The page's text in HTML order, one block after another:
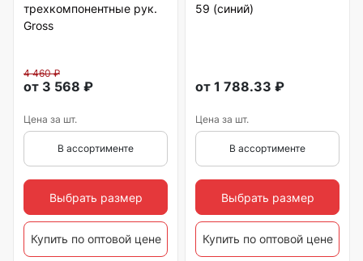
трехкомпонентные рук.
Gross
от 3 568 ₽
4 460₽
Цена за шт.
В ассортименте
Выбрать размер
Купить по оптовой цене
59 (синий)
от 1 788.33 ₽
Цена за шт.
В ассортименте
Выбрать размер
Купить по оптовой цене